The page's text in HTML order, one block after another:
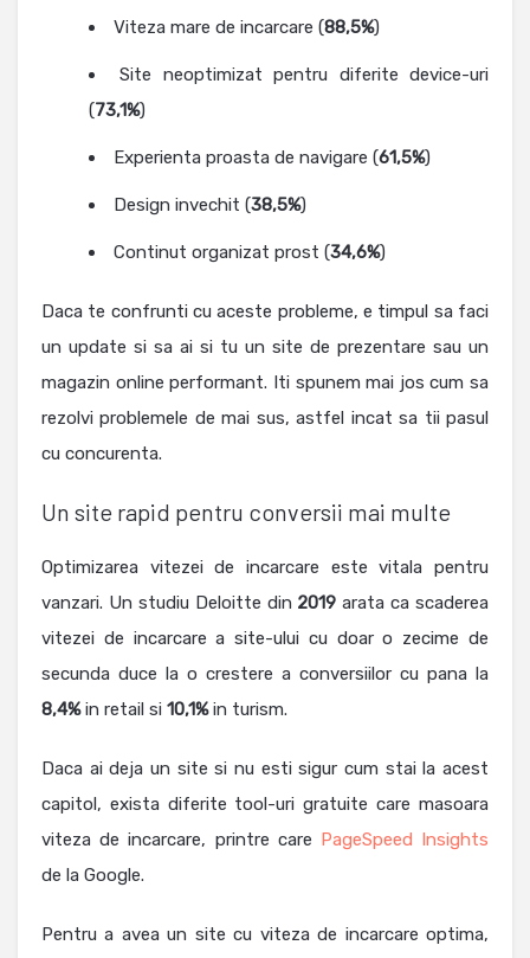
Viteza mare de incarcare (88,5%)
Site neoptimizat pentru diferite device-uri
(73,1%)
Experienta proasta de navigare (61,5%)
Design invechit (38,5%)
Continut organizat prost (34,6%)
Daca te confrunti cu aceste probleme, e timpul sa faci
un update si sa ai si tu un site de prezentare sau un
magazin online performant. Iti spunem mai jos cum sa
rezolvi problemele de mai sus, astfel incat sa tii pasul
cu concurenta.
Un site rapid pentru conversii mai multe
Optimizarea vitezei de incarcare este vitala pentru
vanzari. Un studiu Deloitte din 2019arata ca scaderea
vitezei de incarcare a site-ului cu doar o zecime de
secunda duce la o crestere a conversiilor cu pana la
8,4%in retail si 10,1%in turism.
Daca ai deja un site si nu esti sigur cum stai la acest
capitol, exista diferite tool-uri gratuite care masoara
viteza de incarcare, printre care
PageSpeed Insights
de la Google.
Pentru a avea un site cu viteza de incarcare optima,